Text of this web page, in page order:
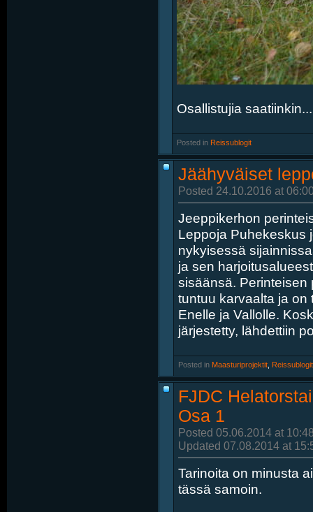
Osallistujia saatiinkin...
Posted in Reissublogit
Jäähyväiset
Posted 24.10.2016 at
Jeeppikerhon
Leppoja Puhekeskus
nykyisessä
ja sen
sisäänsä. Perinteisen
tuntuu karvaalta ja on
Enelle ja Vallolle.
järjestetty, lähdettiin
Posted in Maasturiprojektit Reissublogit
FJDC
Osa 1
Posted 05.06.2014 at
Updated 07.08.2014 at
Tarinoita on minusta
tässä samoin.